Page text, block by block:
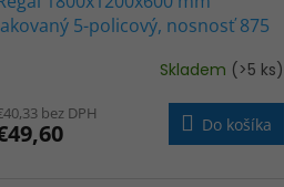
5-policový, nosnosť 875
Skladem (>5 ks)
bez DPH
Do košíka